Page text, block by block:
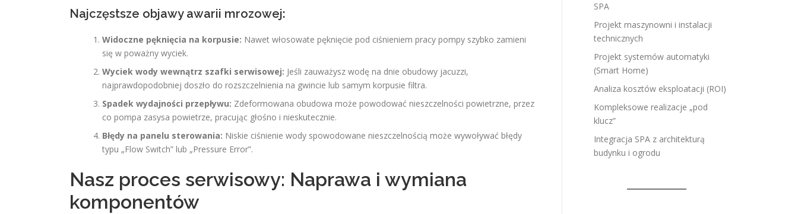
Najczęstsze objawy awarii mrozowej:
Widoczne pęknięcia na korpusie: Nawet włosowate pęknięcie pod ciśnieniem pracy pompy szybko zamieni
się w poważny wyciek.
Wyciek wody wewnątrz szafki serwisowej: Jeśli zauważysz wodę na dnie obudowy jacuzzi,
najprawdopodobniej doszło do rozszczelnienia na gwincie lub samym korpusie filtra.
Spadek wydajności przepływu: Zdeformowana obudowa może powodować nieszczelności powietrzne, przez
co pompa zasysa powietrze, pracując głośno i nieskutecznie.
Błędy na panelu sterowania: Niskie ciśnienie wody spowodowane nieszczelnością może wywoływać błędy
typu „Flow Switch” lub „Pressure Error”.
Nasz proces serwisowy: Naprawa i wymiana
komponentów
SPA
Projekt maszynowni i instalacji
technicznych
Projekt systemów automatyki
(Smart Home)
Analiza kosztów eksploatacji (ROI)
Kompleksowe realizacje „pod
klucz”
Integracja SPA z architekturą
budynku i ogrodu